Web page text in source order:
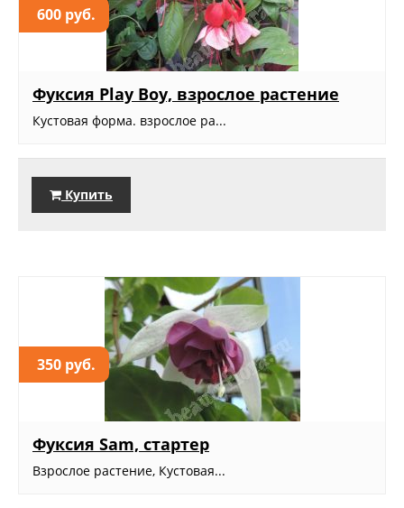
600 руб.
Фуксия Play Boy, взрослое растение
Кустовая форма. взрослое ра...
Купить
350 руб.
Фуксия Sam, стартер
Взрослое растение, Кустовая...